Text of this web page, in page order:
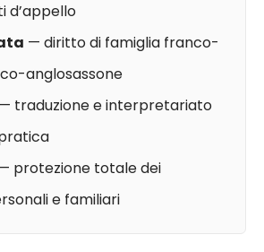
d’appello
— diritto di famiglia franco-
anglosassone
— traduzione e interpretariato
protezione totale dei
e familiari